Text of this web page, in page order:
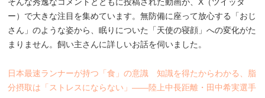
ー）で大きな注目を集めています。無防備に座って放心する「おじ
さん」のような姿から、眠りについた「天使の寝顔」への変化がた
まりません。飼い主さんに詳しいお話を伺いました。
日本最速ランナーが持つ「食」の意識 知識を得たからわかる、脂
分摂取は「ストレスにならない」――陸上中長距離・田中希実選手